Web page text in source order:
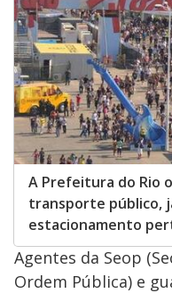
A Prefeitura do Rio
transporte público,
estacionamento
Agentes da Seop
Ordem Pública) e